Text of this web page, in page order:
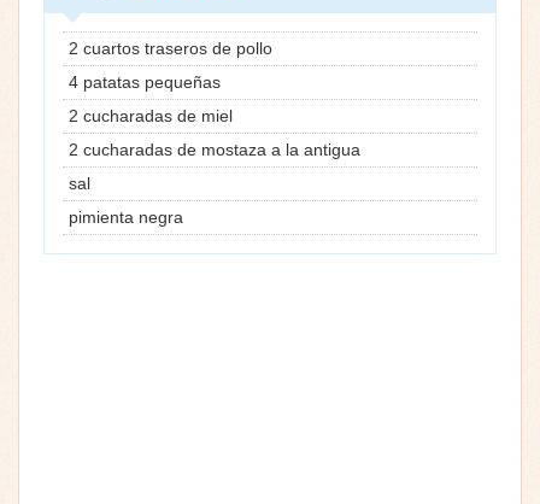
2 cuartos traseros de pollo
4 patatas pequeñas
2 cucharadas de miel
2 cucharadas de mostaza a la antigua
sal
pimienta negra